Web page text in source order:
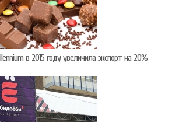
в 2015 году увеличила экспорт на 20%